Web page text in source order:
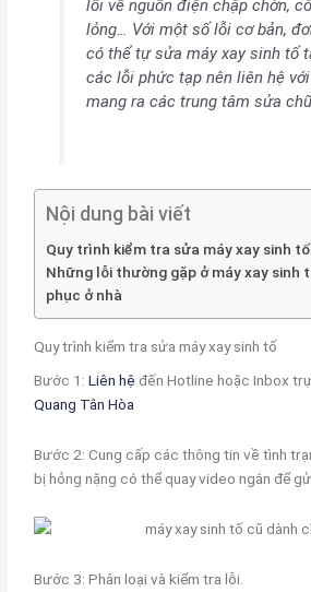
lỗi về nguồn điện chập chờn,
lỏng… Với một số lỗi cơ bản,
có thể tự sửa máy xay sinh tố
các lỗi phức tạp nên liên hệ
mang ra các trung tâm sửa
Nội dung bài viết
Quy trình kiểm tra sửa máy xay sinh tố
Những lỗi thường gặp ở máy xay sinh
phục ở nhà
Quy trình kiểm tra sửa máy xay sinh tố
Bước 1:Liên hệ đến Hotline hoặc Inbox
Quang Tân Hòa
Bước 2: Cung cấp các thông tin về tình
bị hỏng nặng có thể quay video ngắn để
Bước 3: Phân loại và kiểm tra lỗi.